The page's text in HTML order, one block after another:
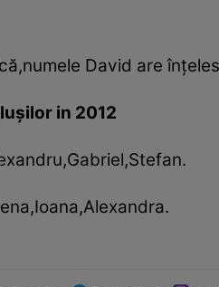
David are
in 2012